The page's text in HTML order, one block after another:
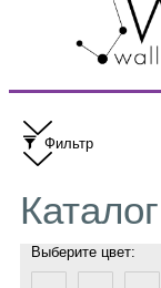
Фильтр
Выберите цвет: